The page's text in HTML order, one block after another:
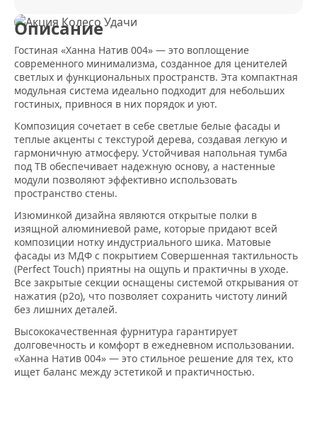
Описание
Гостиная «Ханна Натив 004» — это воплощение
современного минимализма, созданное для ценителей
светлых и функциональных пространств. Эта компактная
модульная система идеально подходит для небольших
гостиных, привнося в них порядок и уют.
Композиция сочетает в себе светлые белые фасады и
теплые акценты с текстурой дерева, создавая легкую и
гармоничную атмосферу. Устойчивая напольная тумба
под ТВ обеспечивает надежную основу, а настенные
модули позволяют эффективно использовать
пространство стены.
Изюминкой дизайна являются открытые полки в
изящной алюминиевой раме, которые придают всей
композиции нотку индустриального шика. Матовые
фасады из МДФ с покрытием Совершенная тактильность
(Perfect Touch) приятны на ощупь и практичны в уходе.
Все закрытые секции оснащены системой открывания от
нажатия (p2o), что позволяет сохранить чистоту линий
без лишних деталей.
Высококачественная фурнитура гарантирует
долговечность и комфорт в ежедневном использовании.
«Ханна Натив 004» — это стильное решение для тех, кто
ищет баланс между эстетикой и практичностью.